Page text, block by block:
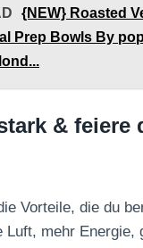
{NEW} Roasted
Prep Bowls By
& feiere
Vorteile, die du
Luft, mehr Energie,